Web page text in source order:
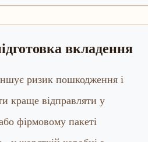
вкладення
ризик пошкодження і
краще відправляти у
фірмовому пакеті